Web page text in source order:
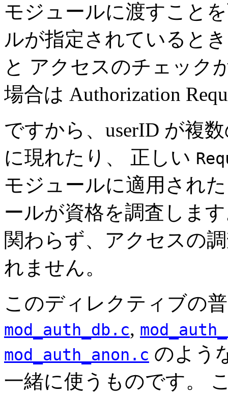
モジュールに渡すこと
ルが指定されていると
と アクセスのチェック
場合は Authorization
ですから、userID が複
に現れたり、 正しい
モジュールに適用され
ールが資格を調査しま
関わらず、アクセスの
れません。
このディレクティブの
mod_auth_db.c,
mod_auth_anon.c のよう
一緒に使うものです。